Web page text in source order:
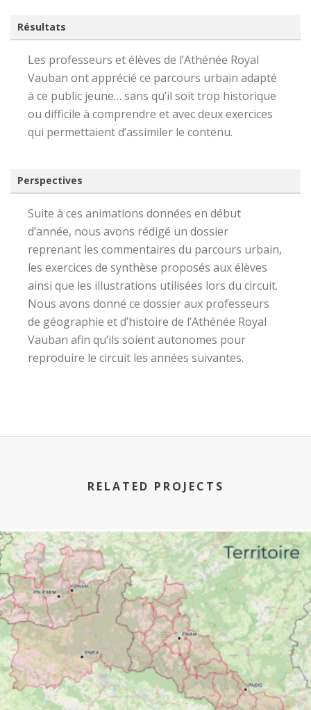
Résultats
Les professeurs et élèves de l’Athénée Royal
Vauban ont apprécié ce parcours urbain adapté
à ce public jeune… sans qu’il soit trop historique
ou difficile à comprendre et avec deux exercices
qui permettaient d’assimiler le contenu.
Perspectives
Suite à ces animations données en début
d’année, nous avons rédigé un dossier
reprenant les commentaires du parcours urbain,
les exercices de synthèse proposés aux élèves
ainsi que les illustrations utilisées lors du circuit.
Nous avons donné ce dossier aux professeurs
de géographie et d’histoire de l’Athénée Royal
Vauban afin qu’ils soient autonomes pour
reproduire le circuit les années suivantes.
RELATED PROJECTS